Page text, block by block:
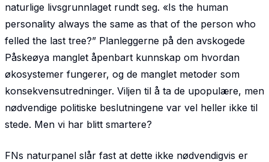
naturlige livsgrunnlaget rundt seg. «Is the human
personality always the same as that of the person who
felled the last tree?” Planleggerne på den av­skogede
Påskeøya manglet åpenbart kunnskap om hvordan
økosystemer fungerer, og de manglet metoder som
konsekvensutredninger. Viljen til å ta de upopulære, men
nødvendige politiske beslut­ningene var vel heller ikke til
stede. Men vi har blitt smartere?
FNs naturpanel slår fast at dette ikke nødvendigvis er